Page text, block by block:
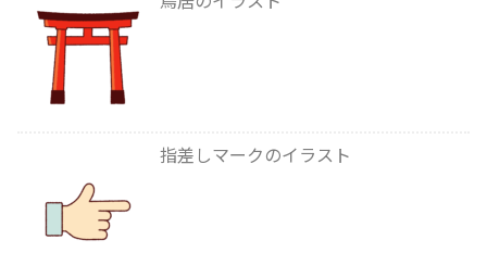
指差しマークのイラスト